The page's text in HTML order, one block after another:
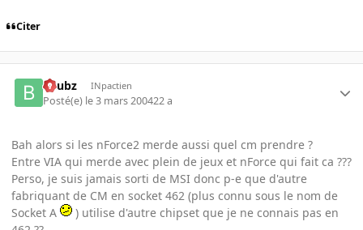
Citer
beubz INpactien
Posté(e) le 3 mars 200422 a
Bah alors si les nForce2 merde aussi quel cm prendre ?
Entre VIA qui merde avec plein de jeux et nForce qui fait ca ???
Perso, je suis jamais sorti de MSI donc p-e que d'autre
fabriquant de CM en socket 462 (plus connu sous le nom de
Socket A
) utilise d'autre chipset que je ne connais pas en